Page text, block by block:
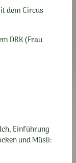
dem Circus
DRK (Frau
Einführung
und Müsli: